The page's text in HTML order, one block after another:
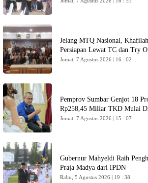
Jelang MTQ Nasional,
Persiapan Lewat TC dan Try
Jumat, 7 Agustus 2026 | 16 : 02
Pemprov Sumbar Genjot 18
Rp258,45 Miliar TKD Mulai
Jumat, 7 Agustus 2026 | 15 : 07
Gubernur Mahyeldi Raih
Praja Madya dari IPDN
Rabu, 5 Agustus 2026 | 19 : 38